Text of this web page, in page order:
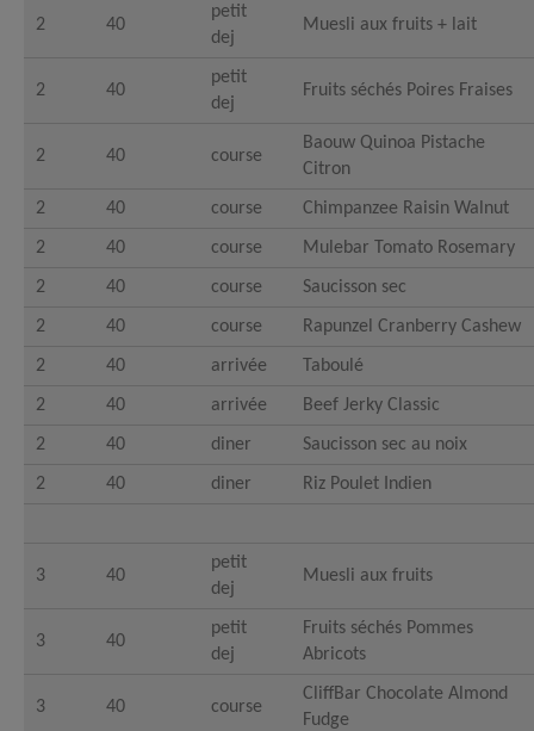
2 40
petit
dej
Muesli aux fruits + lait
2 40
petit
dej
Fruits séchés Poires Fraises
2 40 course
Baouw Quinoa Pistache
Citron
2 40 course Chimpanzee Raisin Walnut
2 40 course Mulebar Tomato Rosemary
2 40 course Saucisson sec
2 40 course Rapunzel Cranberry Cashew
2 40 arrivée Taboulé
2 40 arrivée Beef Jerky Classic
2 40 diner Saucisson sec au noix
2 40 diner Riz Poulet Indien
3 40
petit
dej
Muesli aux fruits
3 40
petit
dej
Fruits séchés Pommes
Abricots
3 40 course
CliffBar Chocolate Almond
Fudge